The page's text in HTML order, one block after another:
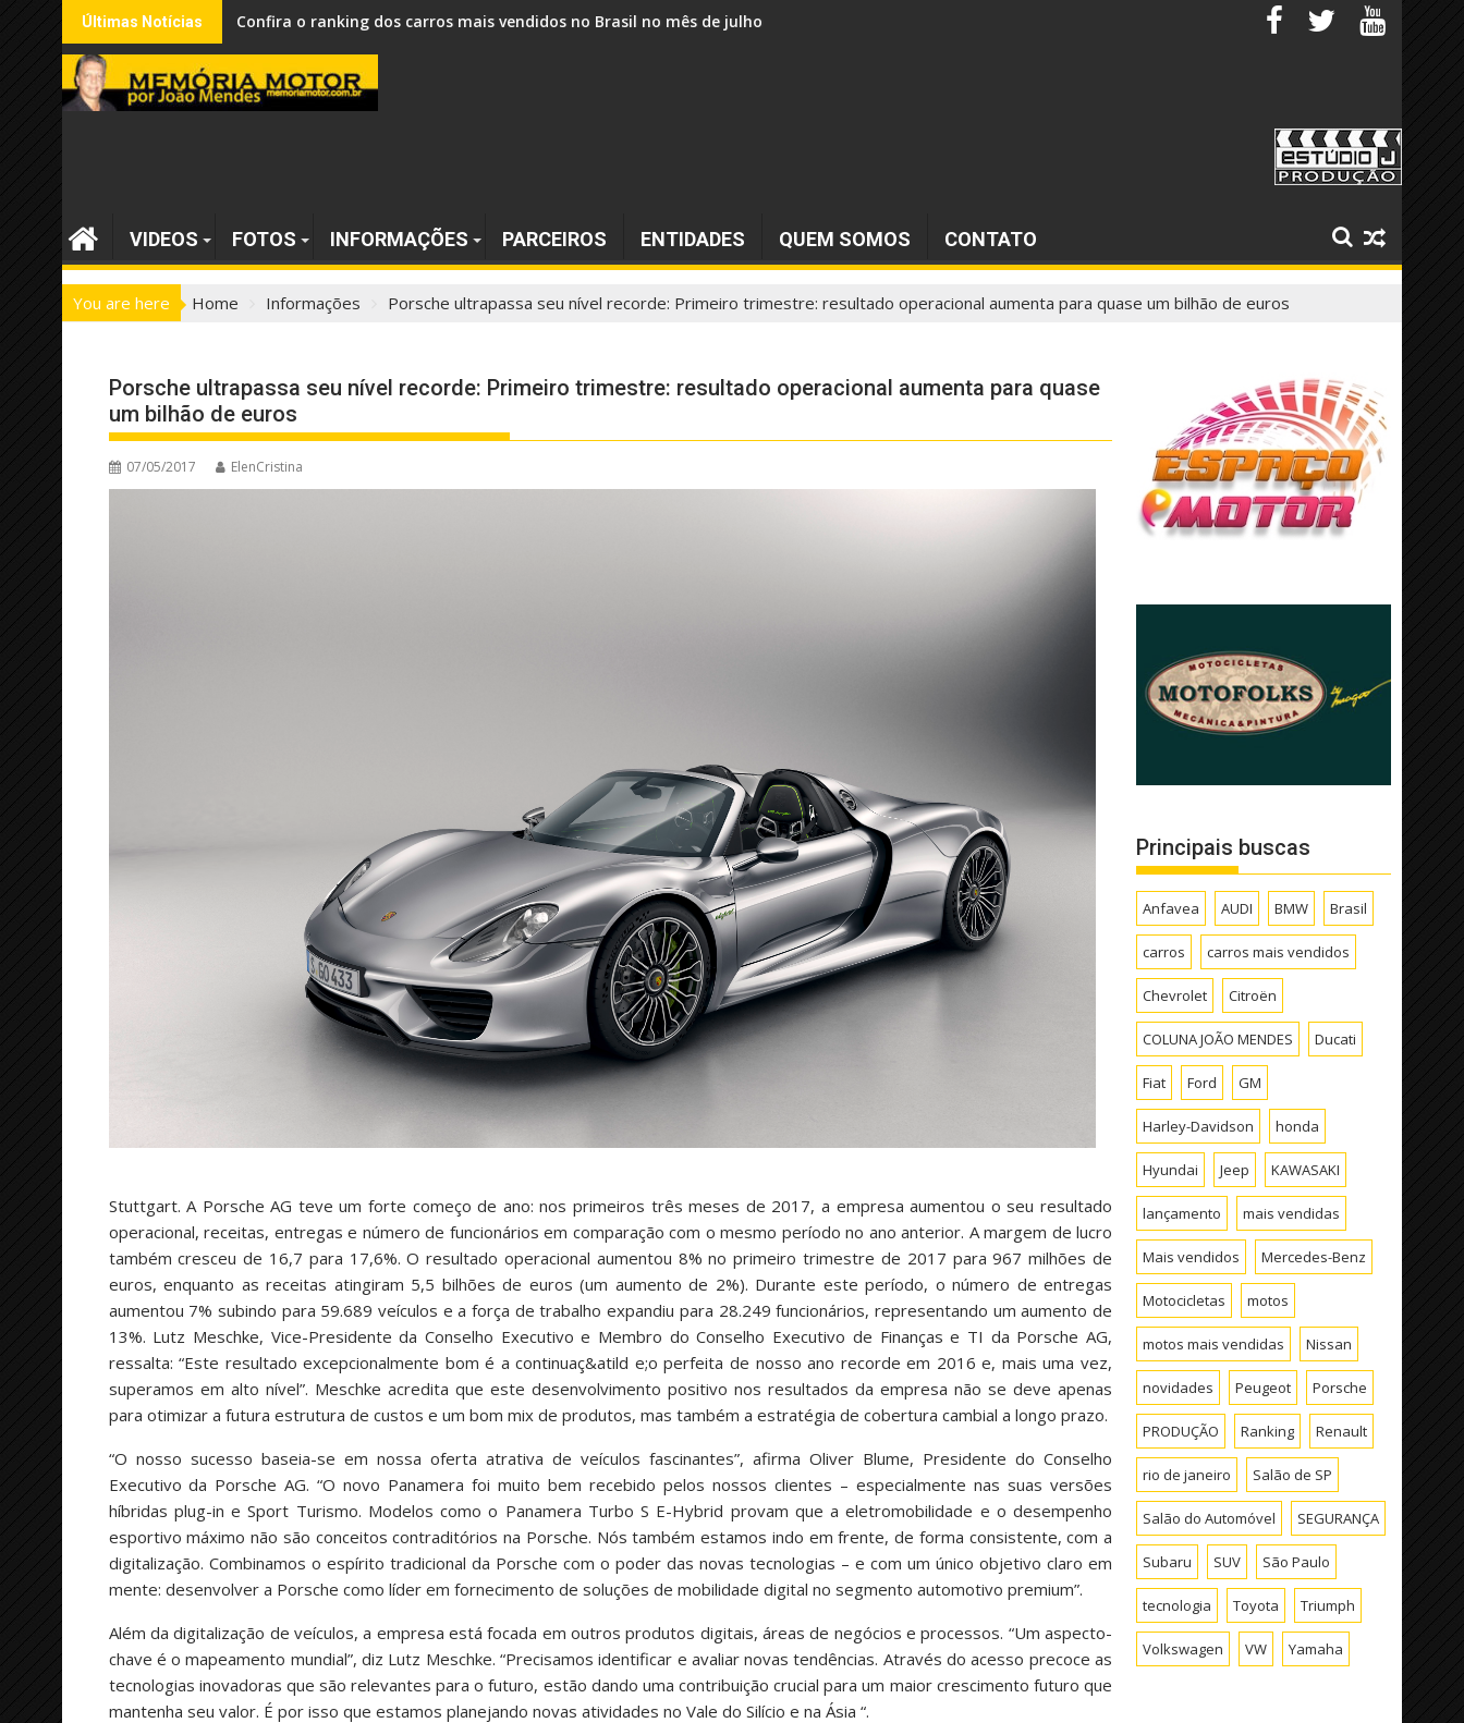
Skip
to
content
Últimas Notícias Confira o ranking dos carros mais vendidos no Brasil no mês de julho
VIDEOS FOTOS INFORMAÇÕES PARCEIROS ENTIDADES QUEM SOMOS CONTATO
You are here Home Informações Porsche ultrapassa seu nível recorde: Primeiro trimestre: resultado operacional aumenta para quase um bilhão de euros
Porsche ultrapassa seu nível recorde: Primeiro trimestre: resultado operacional aumenta para quase
um bilhão de euros
07/05/2017 ElenCristina
Stuttgart. A Porsche AG teve um forte começo de ano: nos primeiros três meses de 2017, a empresa aumentou o seu resultado
operacional, receitas, entregas e número de funcionários em comparação com o mesmo período no ano anterior. A margem de lucro
também cresceu de 16,7 para 17,6%. O resultado operacional aumentou 8% no primeiro trimestre de 2017 para 967 milhões de
euros, enquanto as receitas atingiram 5,5 bilhões de euros (um aumento de 2%). Durante este período, o número de entregas
aumentou 7% subindo para 59.689 veículos e a força de trabalho expandiu para 28.249 funcionários, representando um aumento de
13%. Lutz Meschke, Vice-Presidente da Conselho Executivo e Membro do Conselho Executivo de Finanças e TI da Porsche AG,
ressalta: “Este resultado excepcionalmente bom é a continuaç&atild e;o perfeita de nosso ano recorde em 2016 e, mais uma vez,
superamos em alto nível”. Meschke acredita que este desenvolvimento positivo nos resultados da empresa não se deve apenas
para otimizar a futura estrutura de custos e um bom mix de produtos, mas também a estratégia de cobertura cambial a longo prazo.
“O nosso sucesso baseia-se em nossa oferta atrativa de veículos fascinantes”, afirma Oliver Blume, Presidente do Conselho
Executivo da Porsche AG. “O novo Panamera foi muito bem recebido pelos nossos clientes – especialmente nas suas versões
híbridas plug-in e Sport Turismo. Modelos como o Panamera Turbo S E-Hybrid provam que a eletromobilidade e o desempenho
esportivo máximo não são conceitos contraditórios na Porsche. Nós também estamos indo em frente, de forma consistente, com a
digitalização. Combinamos o espírito tradicional da Porsche com o poder das novas tecnologias – e com um único objetivo claro em
mente: desenvolver a Porsche como líder em fornecimento de soluções de mobilidade digital no segmento automotivo premium”.
Além da digitalização de veículos, a empresa está focada em outros produtos digitais, áreas de negócios e processos. “Um aspecto-
chave é o mapeamento mundial”, diz Lutz Meschke. “Precisamos identificar e avaliar novas tendências. Através do acesso precoce as
tecnologias inovadoras que são relevantes para o futuro, estão dando uma contribuição crucial para um maior crescimento futuro que
mantenha seu valor. É por isso que estamos planejando novas atividades no Vale do Silício e na Ásia “.
Principais buscas
Anfavea AUDI BMW Brasil
carros carros mais vendidos
Chevrolet Citroën
COLUNA JOÃO MENDES Ducati
Fiat Ford GM
Harley-Davidson honda
Hyundai Jeep KAWASAKI
lançamento mais vendidas
Mais vendidos Mercedes-Benz
Motocicletas motos
motos mais vendidas Nissan
novidades Peugeot Porsche
PRODUÇÃO Ranking Renault
rio de janeiro Salão de SP
Salão do Automóvel SEGURANÇA
Subaru SUV São Paulo
tecnologia Toyota Triumph
Volkswagen VW Yamaha